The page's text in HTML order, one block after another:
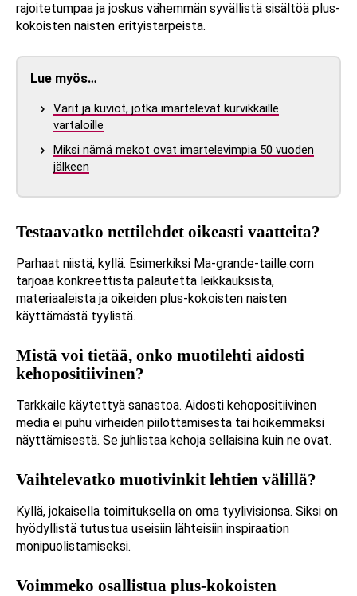
rajoitetumpaa ja joskus vähemmän syvällistä sisältöä plus-
kokoisten naisten erityistarpeista.
Lue myös…
Värit ja kuviot, jotka imartelevat kurvikkaille
vartaloille
Miksi nämä mekot ovat imartelevimpia 50 vuoden
jälkeen
Testaavatko nettilehdet oikeasti vaatteita?
Parhaat niistä, kyllä. Esimerkiksi Ma-grande-taille.com
tarjoaa konkreettista palautetta leikkauksista,
materiaaleista ja oikeiden plus-kokoisten naisten
käyttämästä tyylistä.
Mistä voi tietää, onko muotilehti aidosti
kehopositiivinen?
Tarkkaile käytettyä sanastoa. Aidosti kehopositiivinen
media ei puhu virheiden piilottamisesta tai hoikemmaksi
näyttämisestä. Se juhlistaa kehoja sellaisina kuin ne ovat.
Vaihtelevatko muotivinkit lehtien välillä?
Kyllä, jokaisella toimituksella on oma tyylivisionsa. Siksi on
hyödyllistä tutustua useisiin lähteisiin inspiraation
monipuolistamiseksi.
Voimmeko osallistua plus-kokoisten